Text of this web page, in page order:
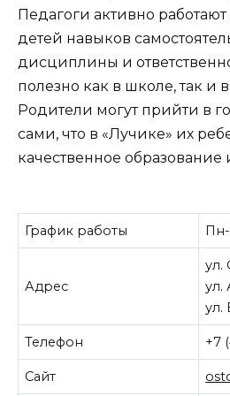
Педагоги активно
детей навыков
дисциплины и
полезно как в школе, так и
Родители могут прийти в
сами, что в «Лучике» их
качественное образование
График работы
Адрес
ул.
ул.
ул.
Телефон +7
Сайт